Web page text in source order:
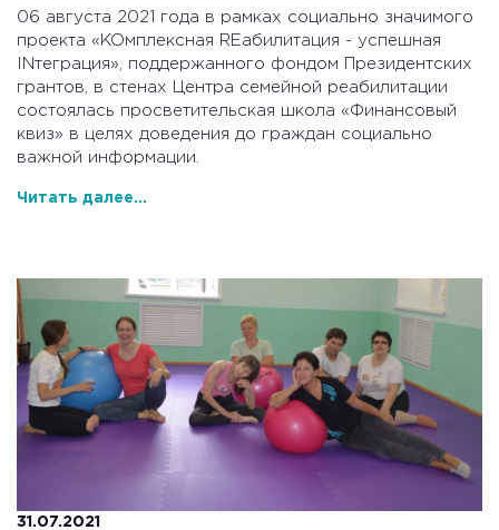
06 августа 2021 года в рамках социально значимого
проекта «KOмплексная REабилитация - успешная
INтеграция», поддержанного фондом Президентских
грантов, в стенах Центра семейной реабилитации
состоялась просветительская школа «Финансовый
квиз» в целях доведения до граждан социально
важной информации.
Читать далее...
31.07.2021